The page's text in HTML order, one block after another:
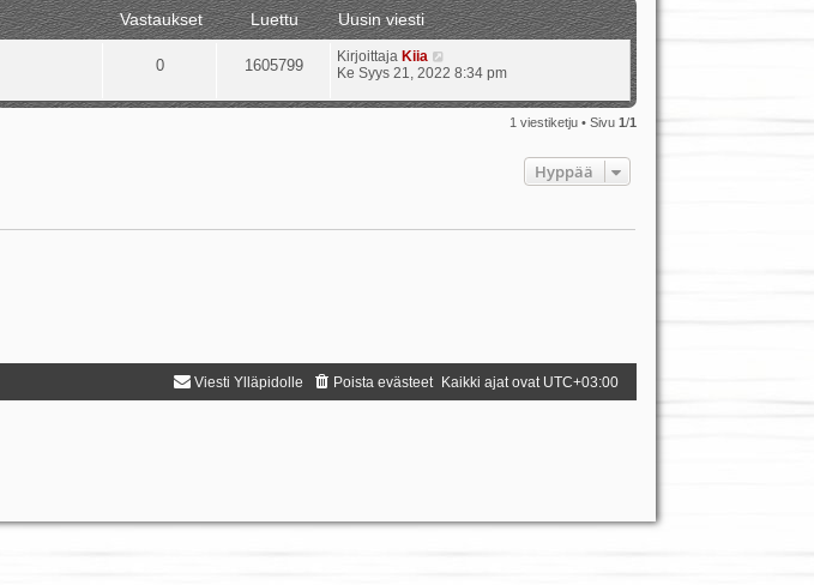
Vastaukset Luettu
Uusin viesti
0 1605799 Kirjoittaja Kiia
Ke Syys 21, 2022 8:34 pm
1 viestiketju • Sivu1/1
Hyppää
Kaikki ajat ovat UTC+03:00
Poista evästeet
Viesti Ylläpidolle